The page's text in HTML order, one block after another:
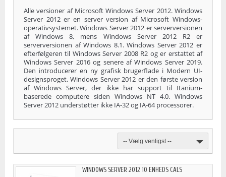
Alle versioner af Microsoft Windows Server 2012. Windows
Server 2012 er en server version af Microsoft Windows-
operativsystemet. Windows Server 2012 er serverversionen
af Windows 8, mens Windows Server 2012 R2 er
serverversionen af Windows 8.1. Windows Server 2012 er
efterfølgeren til Windows Server 2008 R2 og er erstattet af
Windows Server 2016 og senere af Windows Server 2019.
Den introducerer en ny grafisk brugerflade i Modern UI-
designsproget. Windows Server 2012 er den første version
af Windows Server, der ikke har support til Itanium-
baserede computere siden Windows NT 4.0. Windows
Server 2012 understøtter ikke IA-32 og IA-64 processorer.
-- Vælg venligst --
WINDOWS SERVER 2012 10 ENHEDS CALS